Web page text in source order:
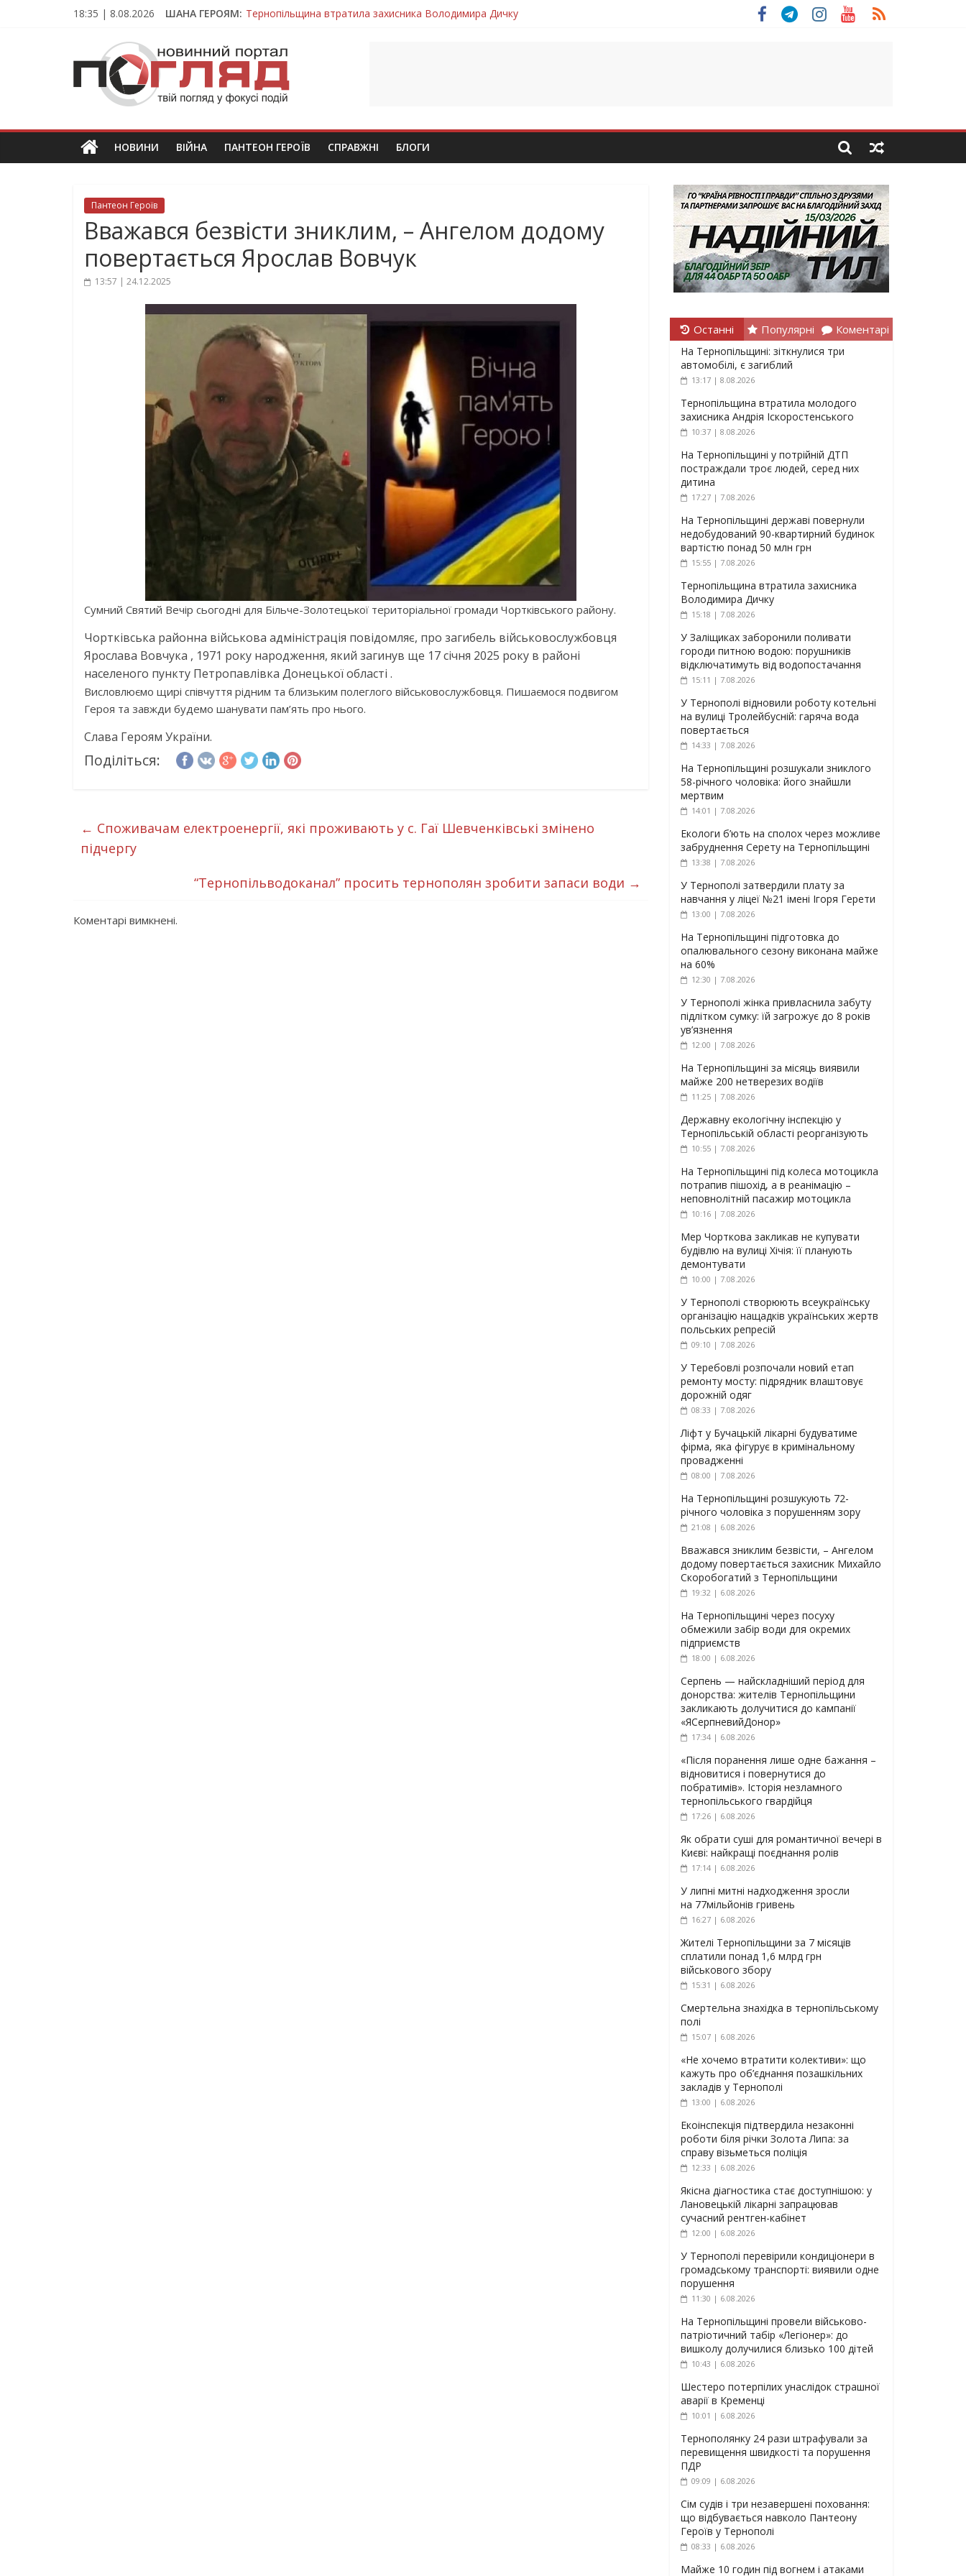
18:35 | 8.08.2026 ШАНА ГЕРОЯМ: Тернопільщина втратила захисника Володимира Дичку
На війні загинув молодий захисник Дмитро Березко з Тернопільщини
Тернопільщина втратила захисника Володимира Вельму
Тернопільщина втратила молодого захисника Андрія Іскоростенського
ПОГЛЯД
Новини
Тернополя.
новини
та
НОВИНИ ВІЙНА ПАНТЕОН ГЕРОЇВ СПРАВЖНІ БЛОГИ
Пантеон Героїв
Вважався безвісти зниклим, – Ангелом додому
повертається Ярослав Вовчук
13:57 | 24.12.2025
Сумний Святий Вечір сьогодні для Більче-Золотецької територіальної громади Чортківського району.
Чортківська районна військова адміністрація повідомляє, про загибель військовослужбовця
Ярослава Вовчука , 1971 року народження, який загинув ще 17 січня 2025 року в районі
населеного пункту Петропавлівка Донецької області .
Висловлюємо щирі співчуття рідним та близьким полеглого військовослужбовця. Пишаємося подвигом
Героя та завжди будемо шанувати пам’ять про нього.
Слава Героям України.
Поділіться:
← Споживачам електроенергії, які проживають у с. Гаї Шевченківські змінено
підчергу
“Тернопільводоканал” просить тернополян зробити запаси води →
Коментарі вимкнені.
Останні Популярні Коментарі
На Тернопільщині: зіткнулися три
автомобілі, є загиблий
13:17 | 8.08.2026
Тернопільщина втратила молодого
захисника Андрія Іскоростенського
10:37 | 8.08.2026
На Тернопільщині у потрійній ДТП
постраждали троє людей, серед них
дитина
17:27 | 7.08.2026
На Тернопільщині державі повернули
недобудований 90-квартирний будинок
вартістю понад 50 млн грн
15:55 | 7.08.2026
Тернопільщина втратила захисника
Володимира Дичку
15:18 | 7.08.2026
У Заліщиках заборонили поливати
городи питною водою: порушників
відключатимуть від водопостачання
15:11 | 7.08.2026
У Тернополі відновили роботу котельні
на вулиці Тролейбусній: гаряча вода
повертається
14:33 | 7.08.2026
На Тернопільщині розшукали зниклого
58-річного чоловіка: його знайшли
мертвим
14:01 | 7.08.2026
Екологи б’ють на сполох через можливе
забруднення Серету на Тернопільщині
13:38 | 7.08.2026
У Тернополі затвердили плату за
навчання у ліцеї №21 імені Ігоря Герети
13:00 | 7.08.2026
На Тернопільщині підготовка до
опалювального сезону виконана майже
на 60%
12:30 | 7.08.2026
У Тернополі жінка привласнила забуту
підлітком сумку: їй загрожує до 8 років
ув’язнення
12:00 | 7.08.2026
На Тернопільщині за місяць виявили
майже 200 нетверезих водіїв
11:25 | 7.08.2026
Державну екологічну інспекцію у
Тернопільській області реорганізують
10:55 | 7.08.2026
На Тернопільщині під колеса мотоцикла
потрапив пішохід, а в реанімацію –
неповнолітній пасажир мотоцикла
10:16 | 7.08.2026
Мер Чорткова закликав не купувати
будівлю на вулиці Хічія: її планують
демонтувати
10:00 | 7.08.2026
У Тернополі створюють всеукраїнську
організацію нащадків українських жертв
польських репресій
09:10 | 7.08.2026
У Теребовлі розпочали новий етап
ремонту мосту: підрядник влаштовує
дорожній одяг
08:33 | 7.08.2026
Ліфт у Бучацькій лікарні будуватиме
фірма, яка фігурує в кримінальному
провадженні
08:00 | 7.08.2026
На Тернопільщині розшукують 72-
річного чоловіка з порушенням зору
21:08 | 6.08.2026
Вважався зниклим безвісти, – Ангелом
додому повертається захисник Михайло
Скоробогатий з Тернопільщини
19:32 | 6.08.2026
На Тернопільщині через посуху
обмежили забір води для окремих
підприємств
18:00 | 6.08.2026
Серпень — найскладніший період для
донорства: жителів Тернопільщини
закликають долучитися до кампанії
«ЯСерпневийДонор»
17:34 | 6.08.2026
«Після поранення лише одне бажання –
відновитися і повернутися до
побратимів». Історія незламного
тернопільського гвардійця
17:26 | 6.08.2026
Як обрати суші для романтичної вечері в
Києві: найкращі поєднання ролів
17:14 | 6.08.2026
У липні митні надходження зросли
на 77мільйонів гривень
16:27 | 6.08.2026
Жителі Тернопільщини за 7 місяців
сплатили понад 1,6 млрд грн
військового збору
15:31 | 6.08.2026
Смертельна знахідка в тернопільському
полі
15:07 | 6.08.2026
«Не хочемо втратити колективи»: що
кажуть про об’єднання позашкільних
закладів у Тернополі
13:00 | 6.08.2026
Екоінспекція підтвердила незаконні
роботи біля річки Золота Липа: за
справу візьметься поліція
12:33 | 6.08.2026
Якісна діагностика стає доступнішою: у
Лановецькій лікарні запрацював
сучасний рентген-кабінет
12:00 | 6.08.2026
У Тернополі перевірили кондиціонери в
громадському транспорті: виявили одне
порушення
11:30 | 6.08.2026
На Тернопільщині провели військово-
патріотичний табір «Легіонер»: до
вишколу долучилися близько 100 дітей
10:43 | 6.08.2026
Шестеро потерпілих унаслідок страшної
аварії в Кременці
10:01 | 6.08.2026
Тернополянку 24 рази штрафували за
перевищення швидкості та порушення
ПДР
09:09 | 6.08.2026
Сім судів і три незавершені поховання:
що відбувається навколо Пантеону
Героїв у Тернополі
08:33 | 6.08.2026
Майже 10 годин під вогнем і атаками